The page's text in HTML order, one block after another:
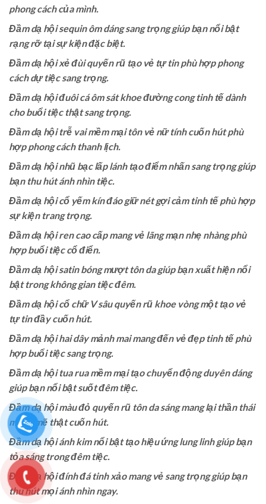
phong cách của mình.
Đầm dạ hội sequin ôm dáng sang trọng giúp bạn nổi bật
rạng rỡ tại sự kiện đặc biệt.
Đầm dạ hội xẻ đùi quyến rũ tạo vẻ tự tin phù hợp phong
cách dự tiệc sang trọng.
Đầm dạ hội đuôi cá ôm sát khoe đường cong tinh tế dành
cho buổi tiệc thật sang trọng.
Đầm dạ hội trễ vai mềm mại tôn vẻ nữ tính cuốn hút phù
hợp phong cách thanh lịch.
Đầm dạ hội nhũ bạc lấp lánh tạo điểm nhấn sang trọng giúp
bạn thu hút ánh nhìn tiệc.
Đầm dạ hội cổ yếm kín đáo giữ nét gợi cảm tinh tế phù hợp
sự kiện trang trọng.
Đầm dạ hội ren cao cấp mang vẻ lãng mạn nhẹ nhàng phù
hợp buổi tiệc cổ điển.
Đầm dạ hội satin bóng mượt tôn da giúp bạn xuất hiện nổi
bật trong không gian tiệc đêm.
Đầm dạ hội cổ chữ V sâu quyến rũ khoe vòng một tạo vẻ
tự tin đầy cuốn hút.
Đầm dạ hội hai dây mảnh mai mang đến vẻ đẹp tinh tế phù
hợp buổi tiệc sang trọng.
Đầm dạ hội tua rua mềm mại tạo chuyển động duyên dáng
giúp bạn nổi bật suốt đêm tiệc.
Đầm dạ hội màu đỏ quyến rũ tôn da sáng mang lại thần thái
mạnh mẽ thật cuốn hút.
Đầm dạ hội ánh kim nổi bật tạo hiệu ứng lung linh giúp bạn
tỏa sáng trong đêm tiệc.
Đầm dạ hội đính đá tinh xảo mang vẻ sang trọng giúp bạn
thu hút mọi ánh nhìn ngay.